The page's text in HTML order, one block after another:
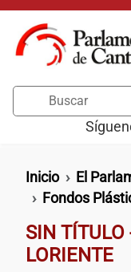
Pasar al contenido
Ruta de
Inicio El
Fondos
SIN TÍTULO
LORIENTE